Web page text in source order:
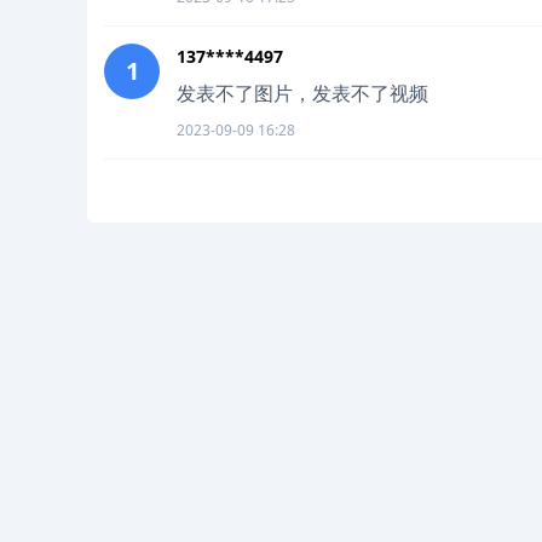
1 137****4497
发表不了图片，发表不了视频
2023-09-09 16:28